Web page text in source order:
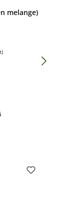
melange)